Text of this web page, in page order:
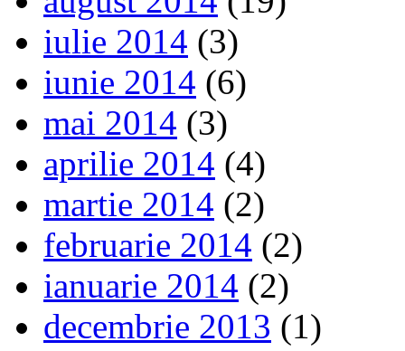
iulie 2014 (3)
iunie 2014 (6)
mai 2014 (3)
aprilie 2014 (4)
martie 2014 (2)
februarie 2014 (2)
ianuarie 2014 (2)
decembrie 2013 (1)